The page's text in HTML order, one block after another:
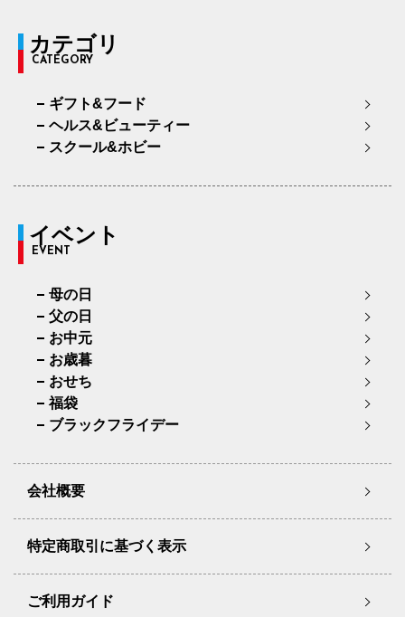
カテゴリ
CATEGORY
ギフト&フード
ヘルス&ビューティー
スクール&ホビー
イベント
EVENT
母の日
父の日
お中元
お歳暮
おせち
福袋
ブラックフライデー
会社概要
特定商取引に基づく表示
ご利用ガイド